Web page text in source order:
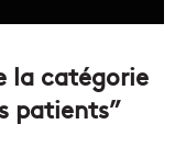
la catégorie
patients”